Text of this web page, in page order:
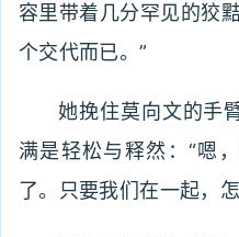
容里带着几分罕见的狡
个交代而已。”
她挽住莫向文的手
满是轻松与释然：“嗯
了。只要我们在一起，